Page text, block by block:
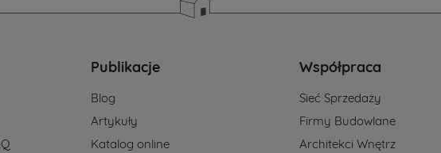
Publikacje
Blog
Artykuły
Katalog online
Współpraca
Sieć Sprzedaży
Firmy Budowlane
Architekci Wnętrz